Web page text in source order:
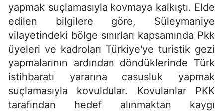
yapmak suçlamasıyla kovmaya kalkıştı. Elde
edilen bilgilere göre, Süleymaniye
vilayetindeki bölge sınırları kapsamında Pkk
üyeleri ve kadroları Türkiye'ye turistik gezi
yapmalarının ardından döndüklerinde Türk
istihbaratı yararına casusluk yapmak
suçlamasıyla kovuldular. Kovulanlar PKK
tarafından hedef alınmaktan kaygı